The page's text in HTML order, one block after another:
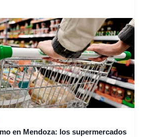
en Mendoza: los supermercados